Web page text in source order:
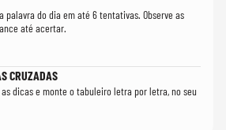
palavra do dia em até 6 tentativas. Observe as
até acertar.
CRUZADAS
dicas e monte o tabuleiro letra por letra, no seu